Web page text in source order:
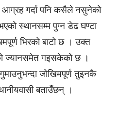
आग्रह गर्दा पनि कसैले नसुनेको
स्थानसम्म पुग्न डेढ घण्टा
भिरको बाटो छ । उक्त
ज्यानसमेत गइसकेको छ ।
जोखिमपूर्ण तुइनकै
बताउँछन् ।